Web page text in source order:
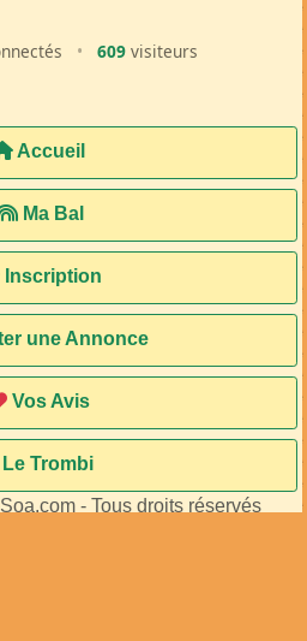
• 609 visiteurs
Accueil
Ma Bal
Inscription
une Annonce
Vos Avis
Le Trombi
- Tous droits réservés